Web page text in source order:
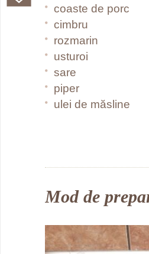
coaste de porc
cimbru
rozmarin
usturoi
sare
piper
ulei de măsline
Mod de